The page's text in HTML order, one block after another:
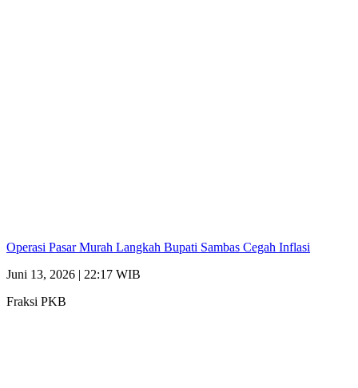
Operasi Pasar Murah Langkah Bupati Sambas Cegah Inflasi
Juni 13, 2026 | 22:17 WIB
Fraksi PKB